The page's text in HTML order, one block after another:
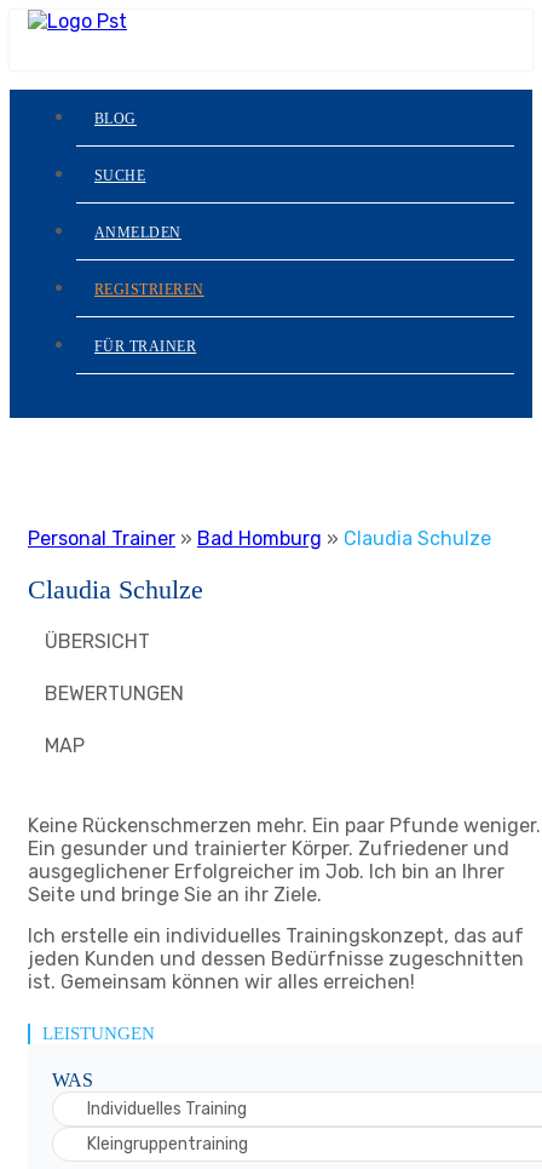
BLOG
SUCHE
ANMELDEN
REGISTRIEREN
FÜR TRAINER
Personal Trainer » Bad Homburg » Claudia Schulze
Claudia Schulze
ÜBERSICHT
BEWERTUNGEN
MAP
Keine Rückenschmerzen mehr. Ein paar Pfunde weniger.
Ein gesunder und trainierter Körper. Zufriedener und
ausgeglichener Erfolgreicher im Job. Ich bin an Ihrer
Seite und bringe Sie an ihr Ziele.
Ich erstelle ein individuelles Trainingskonzept, das auf
jeden Kunden und dessen Bedürfnisse zugeschnitten
ist. Gemeinsam können wir alles erreichen!
LEISTUNGEN
WAS
Individuelles Training
Kleingruppentraining